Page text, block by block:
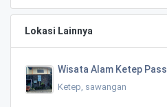
Lokasi Lainnya
Wisata Alam Ketep Pass
Ketep, sawangan